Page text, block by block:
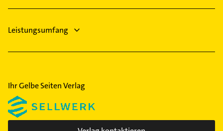
Tafelhof
Krankengymnastik
Leistungsumfang
Ihr Gelbe Seiten Verlag